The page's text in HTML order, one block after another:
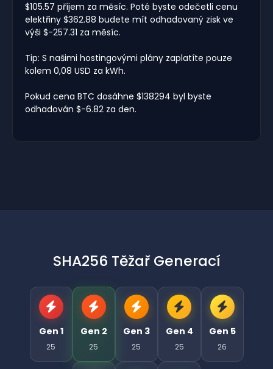
$105.57 příjem za měsíc. Poté byste odečetli cenu
elektřiny $362.88 budete mít odhadovaný zisk ve
výši $-257.31 za měsíc.
Tip: S našimi hostingovými plány zaplatíte pouze
kolem 0,08 USD za kWh.
Pokud cena BTC dosáhne $138294 byl byste
odhadován $-6.82 za den.
SHA256 Těžař Generací
Gen 1
25
Gen 2
25
Gen 3
25
Gen 4
25
Gen 5
26